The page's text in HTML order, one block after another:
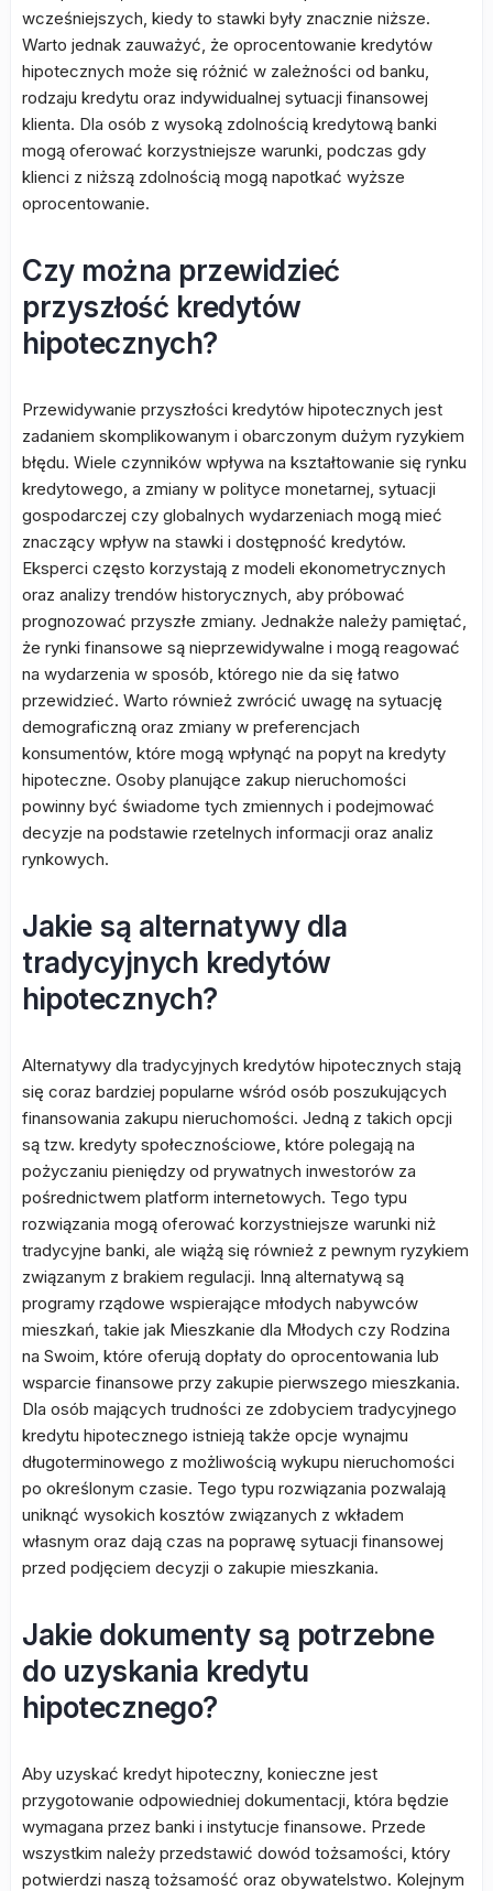
wcześniejszych, kiedy to stawki były znacznie niższe.
Warto jednak zauważyć, że oprocentowanie kredytów
hipotecznych może się różnić w zależności od banku,
rodzaju kredytu oraz indywidualnej sytuacji finansowej
klienta. Dla osób z wysoką zdolnością kredytową banki
mogą oferować korzystniejsze warunki, podczas gdy
klienci z niższą zdolnością mogą napotkać wyższe
oprocentowanie.
Czy można przewidzieć
przyszłość kredytów
hipotecznych?
Przewidywanie przyszłości kredytów hipotecznych jest
zadaniem skomplikowanym i obarczonym dużym ryzykiem
błędu. Wiele czynników wpływa na kształtowanie się rynku
kredytowego, a zmiany w polityce monetarnej, sytuacji
gospodarczej czy globalnych wydarzeniach mogą mieć
znaczący wpływ na stawki i dostępność kredytów.
Eksperci często korzystają z modeli ekonometrycznych
oraz analizy trendów historycznych, aby próbować
prognozować przyszłe zmiany. Jednakże należy pamiętać,
że rynki finansowe są nieprzewidywalne i mogą reagować
na wydarzenia w sposób, którego nie da się łatwo
przewidzieć. Warto również zwrócić uwagę na sytuację
demograficzną oraz zmiany w preferencjach
konsumentów, które mogą wpłynąć na popyt na kredyty
hipoteczne. Osoby planujące zakup nieruchomości
powinny być świadome tych zmiennych i podejmować
decyzje na podstawie rzetelnych informacji oraz analiz
rynkowych.
Jakie są alternatywy dla
tradycyjnych kredytów
hipotecznych?
Alternatywy dla tradycyjnych kredytów hipotecznych stają
się coraz bardziej popularne wśród osób poszukujących
finansowania zakupu nieruchomości. Jedną z takich opcji
są tzw. kredyty społecznościowe, które polegają na
pożyczaniu pieniędzy od prywatnych inwestorów za
pośrednictwem platform internetowych. Tego typu
rozwiązania mogą oferować korzystniejsze warunki niż
tradycyjne banki, ale wiążą się również z pewnym ryzykiem
związanym z brakiem regulacji. Inną alternatywą są
programy rządowe wspierające młodych nabywców
mieszkań, takie jak Mieszkanie dla Młodych czy Rodzina
na Swoim, które oferują dopłaty do oprocentowania lub
wsparcie finansowe przy zakupie pierwszego mieszkania.
Dla osób mających trudności ze zdobyciem tradycyjnego
kredytu hipotecznego istnieją także opcje wynajmu
długoterminowego z możliwością wykupu nieruchomości
po określonym czasie. Tego typu rozwiązania pozwalają
uniknąć wysokich kosztów związanych z wkładem
własnym oraz dają czas na poprawę sytuacji finansowej
przed podjęciem decyzji o zakupie mieszkania.
Jakie dokumenty są potrzebne
do uzyskania kredytu
hipotecznego?
Aby uzyskać kredyt hipoteczny, konieczne jest
przygotowanie odpowiedniej dokumentacji, która będzie
wymagana przez banki i instytucje finansowe. Przede
wszystkim należy przedstawić dowód tożsamości, który
potwierdzi naszą tożsamość oraz obywatelstwo. Kolejnym